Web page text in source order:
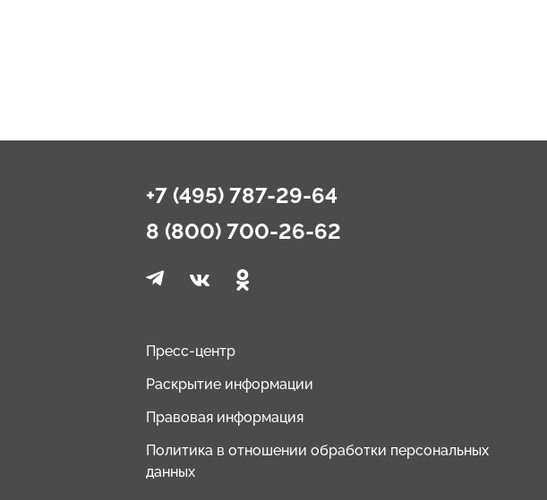
Пресс-центр
Раскрытие информации
Правовая информация
Политика в отношении обработки персональных
данных
+7 (495) 787-29-64
8 (800) 700-26-62